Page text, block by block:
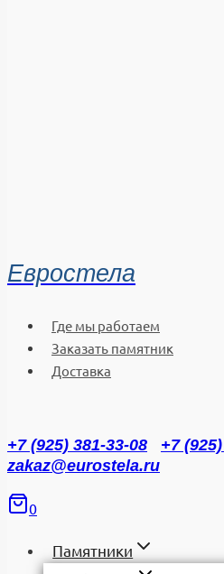
Евростела
Где мы работаем
Заказать памятник
Доставка
+7 (925) 381-33-08
+7
zakaz@eurostela.ru
0
Памятники